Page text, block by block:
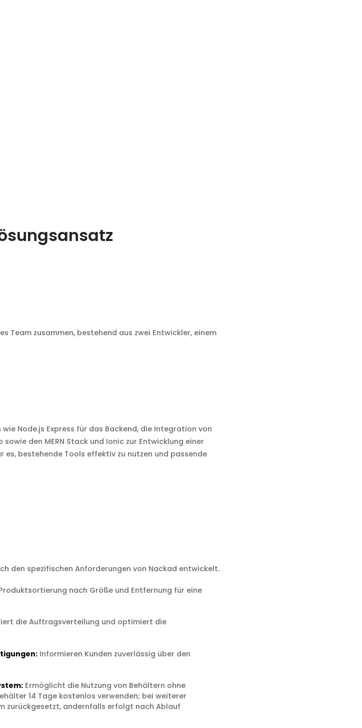
Team zusammen, bestehend aus zwei Entwickler, einem
Node.js Express für das Backend, die Integration von
den MERN Stack und Ionic zur Entwicklung einer
bestehende Tools effektiv zu nutzen und passende
den spezifischen Anforderungen von Nackad entwickelt.
nach Größe und Entfernung für eine
die Auftragsverteilung und optimiert die
Informieren Kunden zuverlässig über den
Ermöglicht die Nutzung von Behältern ohne
14 Tage kostenlos verwenden; bei weiterer
zurückgesetzt, andernfalls erfolgt nach Ablauf